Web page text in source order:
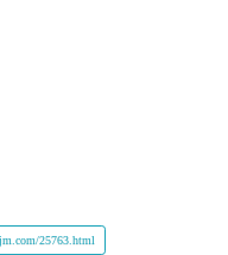
25763.html